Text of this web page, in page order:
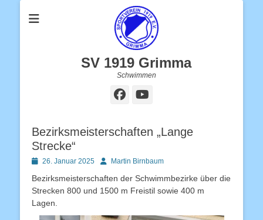
SV 1919 Grimma
Schwimmen
Facebook
Bezirksmeisterschaften „Lange
Strecke“
Posted26. Januar 2025 AutorMartin Birnbaum
Bezirksmeisterschaften der Schwimmbezirke über die
Strecken 800 und 1500 m Freistil sowie 400 m
Lagen.